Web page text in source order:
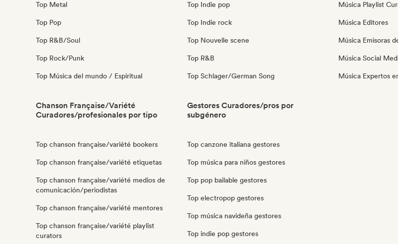
Top Metal
Top Pop
Top R&B/Soul
Top Rock/Punk
Top Música del mundo / Espiritual
Top Indie pop
Top Indie rock
Top Nouvelle scene
Top R&B
Top Schlager/German Song
Música Playlist
Música Editores
Música Emisoras
Música Social
Música Expertos
Chanson Française/Variété
Curadores/profesionales por tipo
Top chanson française/variété bookers
Top chanson française/variété etiquetas
Top chanson française/variété medios de
comunicación/periodistas
Top chanson française/variété mentores
Top chanson française/variété playlist
curators
Gestores Curadores/pros por
subgénero
Top canzone italiana gestores
Top música para niños gestores
Top pop bailable gestores
Top electropop gestores
Top música navideña gestores
Top indie pop gestores